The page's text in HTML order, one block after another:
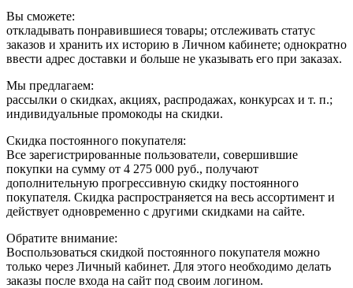
Вы сможете:
откладывать понравившиеся товары; отслеживать статус
заказов и хранить их историю в Личном кабинете; однократно
ввести адрес доставки и больше не указывать его при заказах.
Мы предлагаем:
рассылки о скидках, акциях, распродажах, конкурсах и т. п.;
индивидуальные промокоды на скидки.
Скидка постоянного покупателя:
Все зарегистрированные пользователи, совершившие
покупки на сумму от 4 275 000 руб., получают
дополнительную прогрессивную скидку постоянного
покупателя. Скидка распространяется на весь ассортимент и
действует одновременно с другими скидками на сайте.
Обратите внимание:
Воспользоваться скидкой постоянного покупателя можно
только через Личный кабинет. Для этого необходимо делать
заказы после входа на сайт под своим логином.